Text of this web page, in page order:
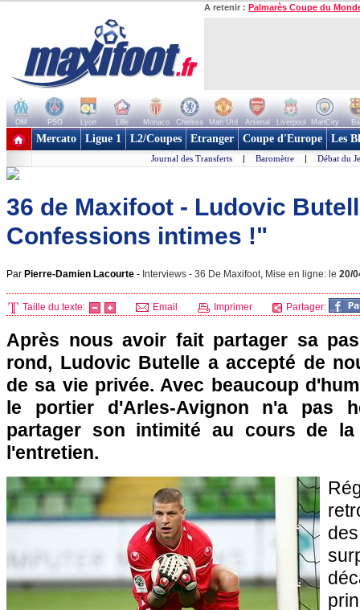
A retenir : Palmarès Coupe du
OM PSG Lyon Lille Monaco Chelsea Man Utd Arsenal Liverpool ManCity
+ de clubs
Mercato Ligue 1 L2/Coupes Etranger Coupe d'Europe Les
Journal des Transferts | Baromètre | Débat du
36 de Maxifoot - Ludovic
Confessions intimes !"
Par Pierre-Damien Lacourte - Interviews - 36 De Maxifoot, Mise en ligne: le 20/
Taille du texte: Email Imprimer Partager:
Après nous avoir fait partager sa
rond, Ludovic Butelle a accepté de
de sa vie privée. Avec beaucoup
le portier d'Arles-Avignon n'a pas
partager son intimité au cours de
l'entretien.